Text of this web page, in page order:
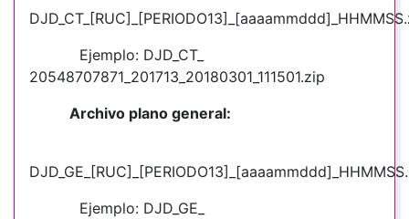
Ejemplo: DJD_CT_
20548707871_201713_20180301_111501.zip
Archivo plano general:
Ejemplo: DJD_GE_